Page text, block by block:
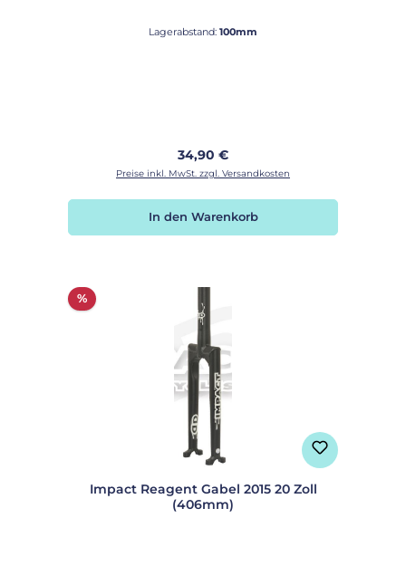
Lagerabstand: 100mm
Regulärer Preis:
34,90 €
Preise inkl. MwSt. zzgl. Versandkosten
In den Warenkorb
%Rabatt
Impact Reagent Gabel 2015 20 Zoll
(406mm)